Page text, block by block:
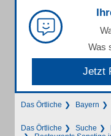
Was
Jetzt
Das Örtliche Bayern
Das Örtliche Suche